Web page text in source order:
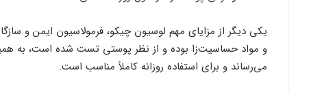
یکی دیگر از مزایای مهم لوسیون چیکو، فرمولاسیون ایمن و
و مواد حساسیت‌زا بوده و از نظر پوستی تست شده است، به
می‌رساند و برای استفاده روزانه کاملاً مناسب است.